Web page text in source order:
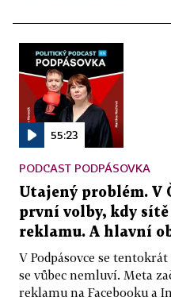
55:23
PODCAST PODPÁSOVKA
Utajený problém. V
první volby, kdy
reklamu. A hlavní
V Podpásovce se
se vůbec nemluví. Meta
reklamu na Facebooku a